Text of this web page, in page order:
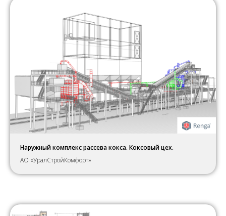
Наружный комплекс рассева кокса. Коксовый цех.
АО «УралСтройКомфорт»